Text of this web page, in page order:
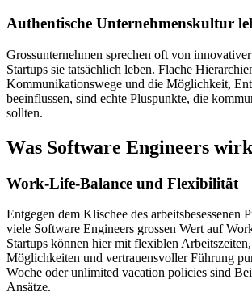
Authentische Unternehmenskultur
Grossunternehmen sprechen oft von
Startups sie tatsächlich leben. Flache
Kommunikationswege und die Möglichkeit,
beeinflussen, sind echte Pluspunkte, die
sollten.
Was Software Engineers
Work-Life-Balance und Flexibilität
Entgegen dem Klischee des arbeitsbesessenen
viele Software Engineers grossen Wert auf
Startups können hier mit flexiblen
Möglichkeiten und vertrauensvoller Führung
Woche oder unlimited vacation policies sind
Ansätze.